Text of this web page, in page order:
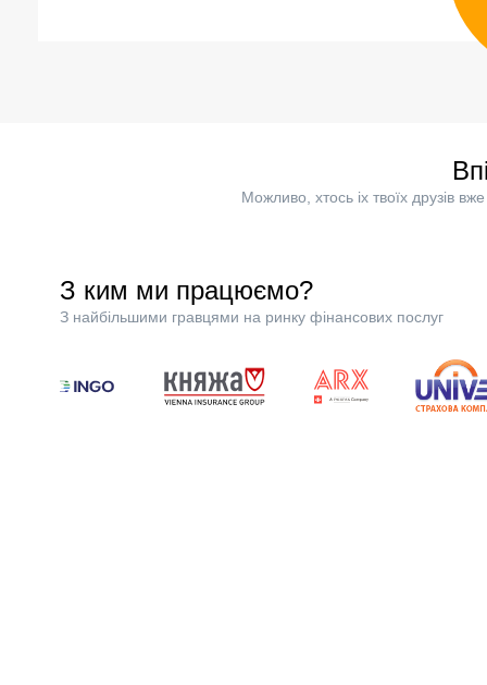
Можливо, хтось іх твоїх друзів
З ким ми працюємо?
З найбільшими гравцями на ринку фінансових послуг